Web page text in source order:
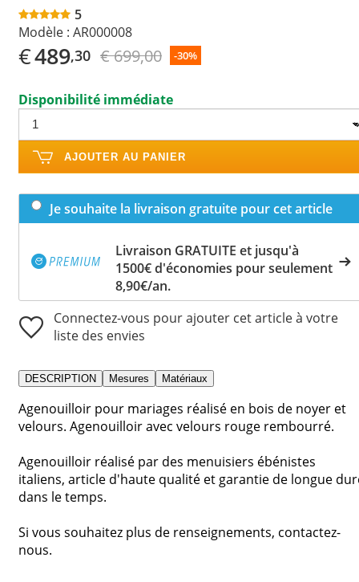
5
Modèle : AR000008
€489,30 € 699,00 -30%
Disponibilité immédiate
AJOUTER AU PANIER
Je souhaite la livraison gratuite pour cet article
Livraison GRATUITE et jusqu'à
1500€ d'économies pour seulement
8,90€/an.
Connectez-vous pour ajouter cet article à votre
liste des envies
DESCRIPTION Mesures Matériaux
Agenouilloir pour mariages réalisé en bois de noyer et
velours. Agenouilloir avec velours rouge rembourré.
Agenouilloir réalisé par des menuisiers ébénistes
italiens, article d'haute qualité et garantie de longue
dans le temps.
Si vous souhaitez plus de renseignements, contactez-
nous.